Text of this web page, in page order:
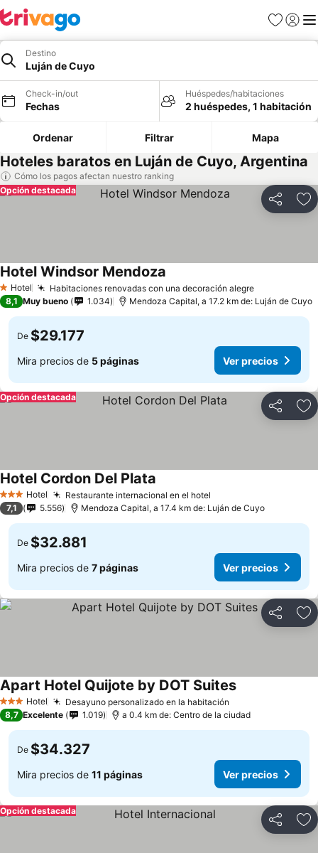
Favoritos
Iniciar
Destino
Luján de Cuyo
Check-in/out
Fechas
Huéspedes/habitaciones
2 huéspedes, 1 habitación
Ordenar Filtrar Mapa
Hoteles baratos en Luján de Cuyo, Argentina
Cómo los pagos afectan nuestro ranking
Compartir
Opción destacada
1 Estrellas
Hotel Habitaciones renovadas con una decoración alegre
Hotel Windsor Mendoza
8,1 Muy bueno 1.034 Mendoza Capital, a 17.2 km de: Luján de Cuyo
De $29.177
Mira precios de 5 páginas Ver precios
Compartir
Opción destacada
3 Estrellas
Hotel Restaurante internacional en el hotel
Hotel Cordon Del Plata
7,1 5.556 Mendoza Capital, a 17.4 km de: Luján de Cuyo
De $32.881
Mira precios de 7 páginas Ver precios
Compartir
3 Estrellas
Hotel Desayuno personalizado en la habitación
Apart Hotel Quijote by DOT Suites
8,7 Excelente 1.019 a 0.4 km de: Centro de la ciudad
De $34.327
Mira precios de 11 páginas Ver precios
Compartir
Opción destacada